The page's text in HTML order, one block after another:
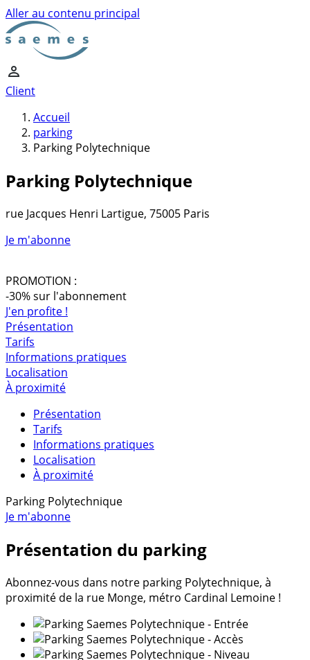
Aller au contenu principal
Client
Accueil
parking
Parking Polytechnique
Parking Polytechnique
rue Jacques Henri Lartigue, 75005 Paris
Je m'abonne
PROMOTION :
-30% sur l'abonnement
J'en profite !
Présentation
Tarifs
Informations pratiques
Localisation
À proximité
Présentation
Tarifs
Informations pratiques
Localisation
À proximité
Parking Polytechnique
Je m'abonne
Présentation du parking
Abonnez-vous dans notre parking Polytechnique, à
proximité de la rue Monge, métro Cardinal Lemoine !